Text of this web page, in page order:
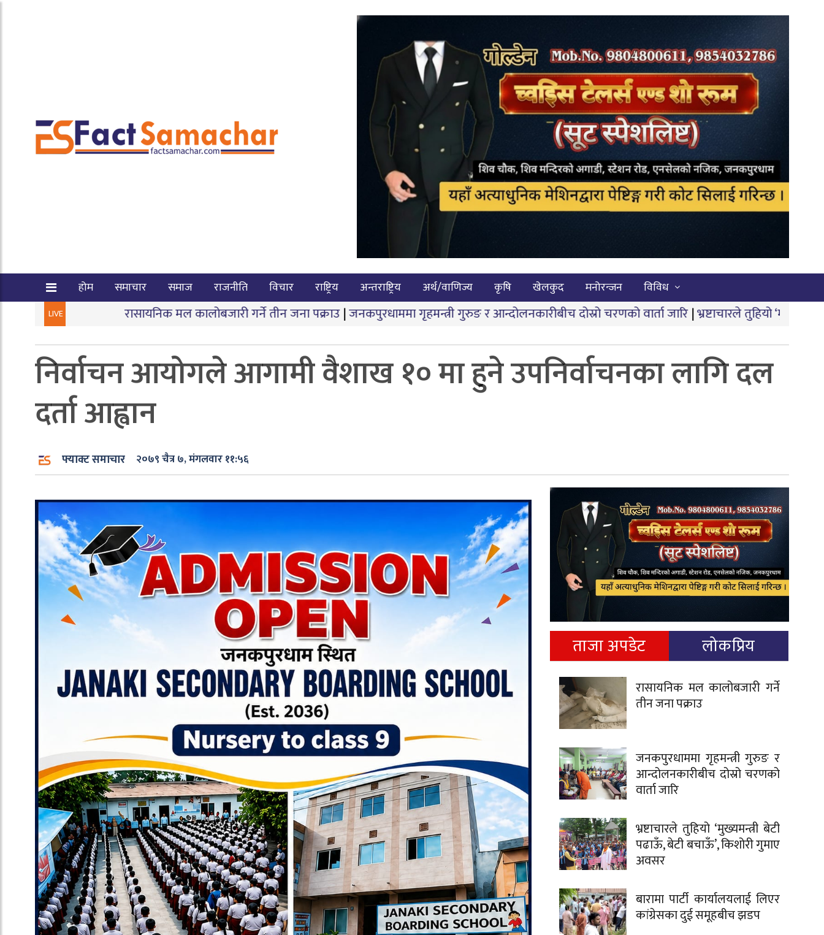
होम समाचार समाज राजनीति विचार राष्ट्रिय अन्तराष्ट्रिय अर्थ/वाणिज्य कृषि खेलकुद मनोरन्जन विविध
LIVE
रासायनिक मल कालोबजारी गर्ने तीन जना पक्राउ|जनकपुरधाममा गृहमन्त्री गुरुङ र आन्दोलनकारीबीच दोस्रो चरणको वार्ता जारि|भ्रष्टाचारले तुहियो ‘मुख्यमन्त्री बेटी पढाऊँ, बेटी
निर्वाचन आयोगले आगामी वैशाख १० मा हुने उपनिर्वाचनका लागि दल
दर्ता आह्वान
फ्याक्ट समाचार २०७९ चैत्र ७, मंगलवार ११:५६
ताजा अपडेट लोकप्रिय
रासायनिक मल कालोबजारी गर्ने
तीन जना पक्राउ
जनकपुरधाममा गृहमन्त्री गुरुङ र
आन्दोलनकारीबीच दोस्रो चरणको
वार्ता जारि
भ्रष्टाचारले तुहियो ‘मुख्यमन्त्री बेटी
पढाऊँ, बेटी बचाऊँ’, किशोरी गुमाए
अवसर
बारामा पार्टी कार्यालयलाई लिएर
कांग्रेसका दुई समूहबीच झडप